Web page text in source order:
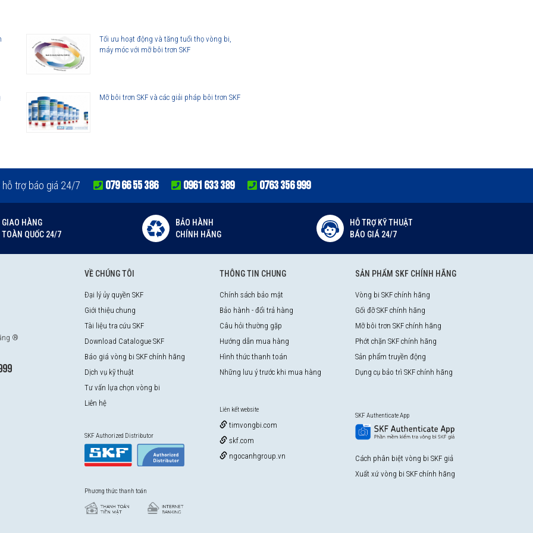
bi. Dãy sản phẩm của SKF bao gồm các loại phớt tiếp xúc với bề
phẩm đa dạng cho các yêu cầu ứng dụng công nghiệp. SKF có thể
sản xuất số lượng lớn, từ lắp cho thiết bị ban đầu đến thị trường thay
Tối ưu hoạt động và tăng tuổi thọ vòng bi,
máy móc với mỡ bôi trơn SKF
Mỡ bôi trơn SKF và các giải pháp bôi trơn SKF
hỗ trợ báo giá 24/7 079 66 55 386 0961 633 389 0763 356 999
GIAO HÀNG
TOÀN QUỐC 24/7
BẢO HÀNH
CHÍNH HÃNG
HỖ TRỢ KỸ THUẬT
BÁO GIÁ 24/7
®
VỀ CHÚNG TÔI
Đại lý ủy quyền SKF
Giới thiệu chung
Tài liệu tra cứu SKF
Download Catalogue SKF
Báo giá vòng bi SKF chính hãng
Dịch vụ kỹ thuật
Tư vấn lựa chọn vòng bi
Liên hệ
SKF Authorized Distributor
Phương thức thanh toán
THÔNG TIN CHUNG
Chính sách bảo mật
Bảo hành - đổi trả hàng
Câu hỏi thường gặp
Hướng dẫn mua hàng
Hình thức thanh toán
Những lưu ý trước khi mua hàng
Liên kết website
timvongbi.com
skf.com
ngocanhgroup.vn
SẢN PHẨM SKF CHÍNH HÃNG
Vòng bi SKF chính hãng
Gối đỡ SKF chính hãng
Mỡ bôi trơn SKF chính hãng
Phớt chặn SKF chính hãng
Sản phẩm truyền động
Dụng cụ bảo trì SKF chính hãng
SKF Authenticate App
Cách phân biệt vòng bi SKF giả
Xuất xứ vòng bi SKF chính hãng